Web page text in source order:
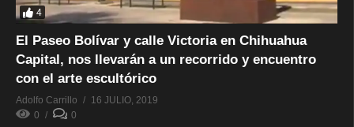
4
El Paseo Bolívar y calle Victoria en Chihuahua
Capital, nos llevarán a un recorrido y encuentro
con el arte escultórico
Adolfo Carrillo
16 JULIO, 2019
0
0